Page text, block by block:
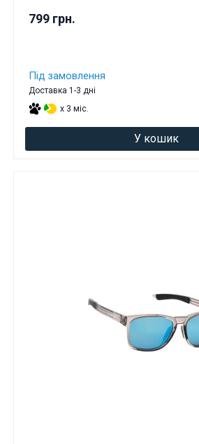
799 грн.
Під замовлення
Доставка 1-3 дні
x 3 міс.
У кошик